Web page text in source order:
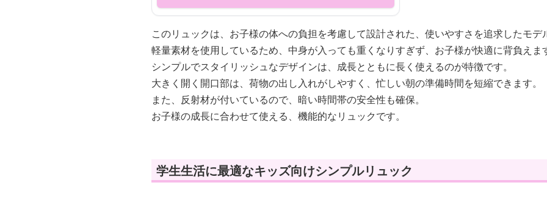
このリュックは、お子様の体への負担を考慮して設計された、使いやすさを追求したモデ
軽量素材を使用しているため、中身が入っても重くなりすぎず、お子様が快適に背負えま
シンプルでスタイリッシュなデザインは、成長とともに長く使えるのが特徴です。
大きく開く開口部は、荷物の出し入れがしやすく、忙しい朝の準備時間を短縮できます。
また、反射材が付いているので、暗い時間帯の安全性も確保。
お子様の成長に合わせて使える、機能的なリュックです。
学生生活に最適なキッズ向けシンプルリュック